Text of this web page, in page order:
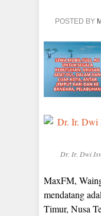
POSTED BY
Dr. Ir. Dwi
MaxFM,
mendatang
Timur, Nusa